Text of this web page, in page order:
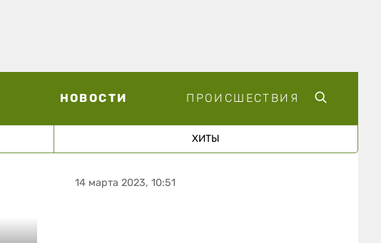
НОВОСТИ ПРОИСШЕСТВИЯ
ХИТЫ
14 марта 2023, 10:51